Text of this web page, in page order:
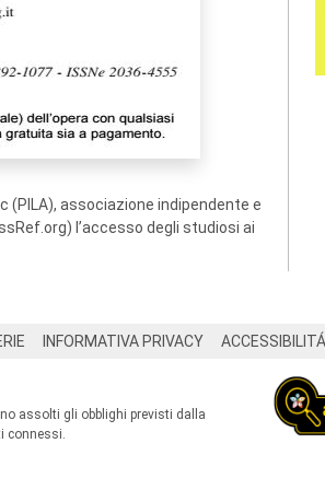
(PILA), associazione indipendente e
l’accesso degli studiosi ai
INFORMATIVA PRIVACY ACCESSIBILITÁ
assolti gli obblighi previsti dalla
connessi.